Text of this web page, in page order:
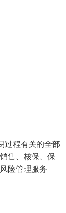
程有关的全部
售、核保、保
险管理服务